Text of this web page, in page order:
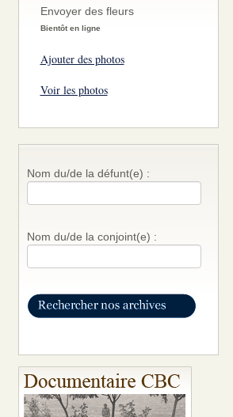
Envoyer des fleurs
Bientôt en ligne
Ajouter des photos
Voir les photos
Nom du/de la défunt(e) :
Nom du/de la conjoint(e) :